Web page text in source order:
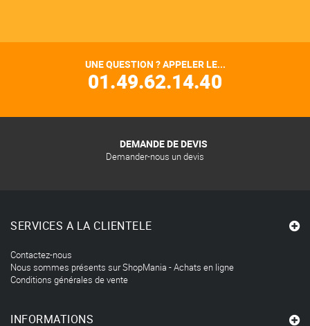
UNE QUESTION ? APPELER LE...
01.49.62.14.40
DEMANDE DE DEVIS
Demander-nous un devis
SERVICES A LA CLIENTELE
Contactez-nous
Nous sommes présents sur ShopMania - Achats en ligne
Conditions générales de vente
INFORMATIONS